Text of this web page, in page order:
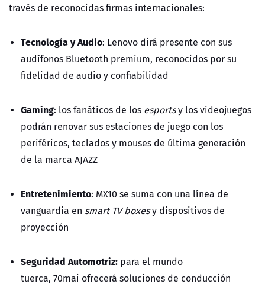
través de reconocidas firmas internacionales:
Tecnología y Audio: Lenovo dirá presente con sus
audífonos Bluetooth premium, reconocidos por su
fidelidad de audio y confiabilidad
Gaming: los fanáticos de los esportsy los videojuegos
podrán renovar sus estaciones de juego con los
periféricos, teclados y mouses de última generación
de la marca AJAZZ
Entretenimiento: MX10 se suma con una línea de
vanguardia en smart TV boxesy dispositivos de
proyección
Seguridad Automotriz: para el mundo
tuerca, 70mai ofrecerá soluciones de conducción